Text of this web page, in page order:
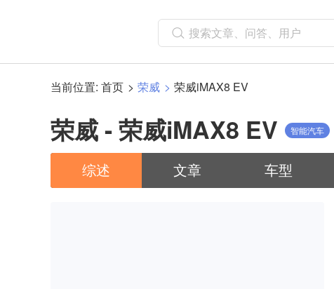
当前位置: 首页 荣威 荣威iMAX8 EV
荣威 - 荣威iMAX8 EV 智能汽车
综述 文章 车型